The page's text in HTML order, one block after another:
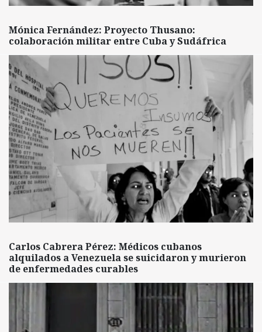
Mónica Fernández: Proyecto Thusano:
colaboración militar entre Cuba y Sudáfrica
Carlos Cabrera Pérez: Médicos cubanos
alquilados a Venezuela se suicidaron y murieron
de enfermedades curables